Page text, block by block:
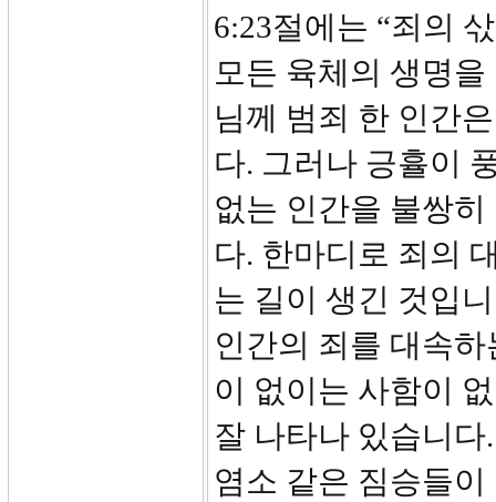
6:23절에는 “죄의
모든 육체의 생명
님께 범죄 한 인간
다. 그러나 긍휼이
없는 인간을 불쌍
다. 한마디로 죄의
는 길이 생긴 것입
인간의 죄를 대속
이 없이는 사함이
잘 나타나 있습니
염소 같은 짐승들